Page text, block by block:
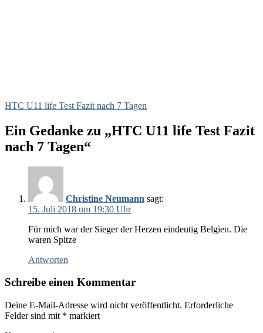
HTC U11 life Test Fazit nach 7 Tagen
Ein Gedanke zu „HTC U11 life Test Fazit
nach 7 Tagen“
Christine Neumann sagt:
15. Juli 2018 um 19:30 Uhr
Für mich war der Sieger der Herzen eindeutig Belgien. Die
waren Spitze
Antworten
Schreibe einen Kommentar
Deine E-Mail-Adresse wird nicht veröffentlicht. Erforderliche
Felder sind mit * markiert